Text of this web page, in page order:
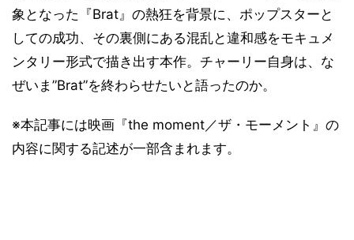
象となった『Brat』の熱狂を背景に、ポップスターと
しての成功、その裏側にある混乱と違和感をモキュメ
ンタリー形式で描き出す本作。チャーリー自身は、な
ぜいま”Brat”を終わらせたいと語ったのか。
※本記事には映画『the moment／ザ・モーメント』の
内容に関する記述が一部含まれます。